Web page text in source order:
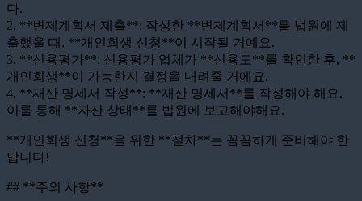
다.
2. **변제계획서 제출**: 작성한 **변제계획서**를 법원에 제
출했을 때, **개인회생 신청**이 시작될 거예요.
3. **신용평가**: 신용평가 업체가 **신용도**를 확인한 후, **
개인회생**이 가능한지 결정을 내려줄 거에요.
4. **재산 명세서 작성**: **재산 명세서**를 작성해야 해요.
이를 통해 **자산 상태**를 법원에 보고해야해요.
**개인회생 신청**을 위한 **절차**는 꼼꼼하게 준비해야 한
답니다!
## **주의 사항**